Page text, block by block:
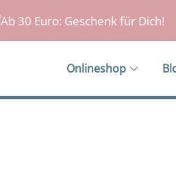
Ab 30 Euro: Geschenk für Dich!
Onlineshop